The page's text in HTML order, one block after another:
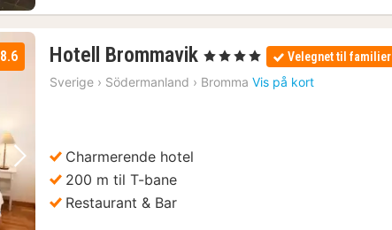
Næste billede
8.6 Hotell Brommavik 1
nat
fra
, 4 Stjerner Velegnet til familier
Sverige › Södermanland › Bromma Vis på kort
Charmerende hotel
200 m til T-bane
Restaurant & Bar